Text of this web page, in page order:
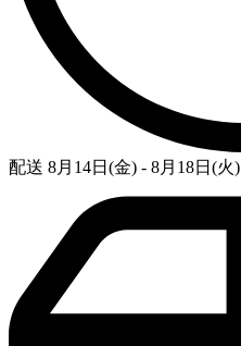
配送 8月14日(金) - 8月18日(火)